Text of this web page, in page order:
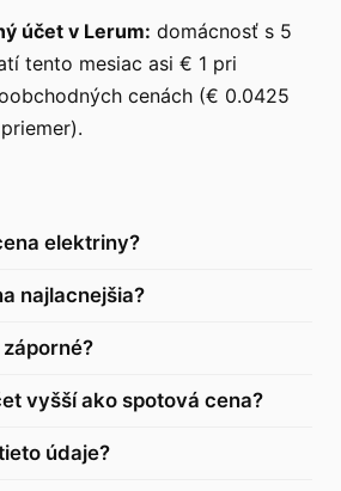
účet v Lerum: domácnosť s 5
tento mesiac asi € 1 pri
cenách (€ 0.0425
elektriny?
najlacnejšia?
vyšší ako spotová cena?
údaje?